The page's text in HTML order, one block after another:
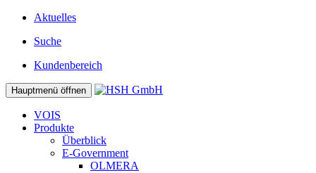
Aktuelles
Suche
Kundenbereich
Hauptmenü öffnen
VOIS
Produkte
Überblick
E-Government
OLMERA